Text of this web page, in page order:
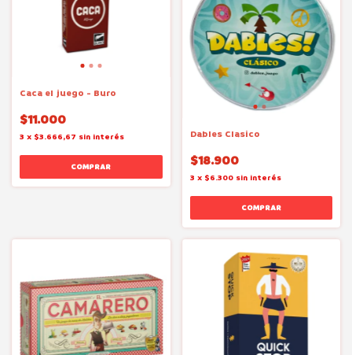
Caca el juego - Buro
$11.000
3 x $3.666,67 sin interés Dables Clasico
$18.900
3 x $6.300 sin interés